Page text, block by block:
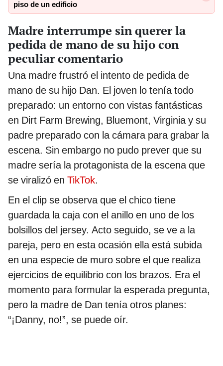
piso de un edificio
Madre interrumpe sin querer la
pedida de mano de su hijo con
peculiar comentario
Una madre frustró el intento de pedida de
mano de su hijo Dan. El joven lo tenía todo
preparado: un entorno con vistas fantásticas
en Dirt Farm Brewing, Bluemont, Virginia y su
padre preparado con la cámara para grabar la
escena. Sin embargo no pudo prever que su
madre sería la protagonista de la escena que
se viralizó en TikTok.
En el clip se observa que el chico tiene
guardada la caja con el anillo en uno de los
bolsillos del jersey. Acto seguido, se ve a la
pareja, pero en esta ocasión ella está subida
en una especie de muro sobre el que realiza
ejercicios de equilibrio con los brazos. Era el
momento para formular la esperada pregunta,
pero la madre de Dan tenía otros planes:
“¡Danny, no!”, se puede oír.